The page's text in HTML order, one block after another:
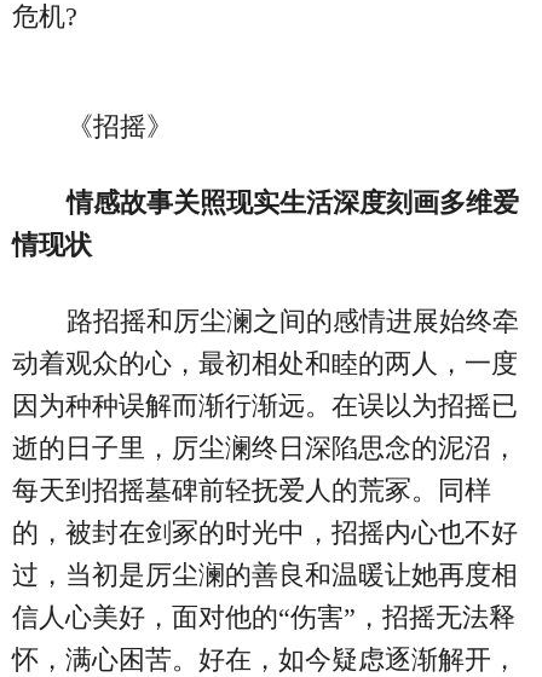
危机?
《招摇》
情感故事关照现实生活深度刻画多维爱
情现状
路招摇和厉尘澜之间的感情进展始终牵
动着观众的心，最初相处和睦的两人，一度
因为种种误解而渐行渐远。在误以为招摇已
逝的日子里，厉尘澜终日深陷思念的泥沼，
每天到招摇墓碑前轻抚爱人的荒冢。同样
的，被封在剑冢的时光中，招摇内心也不好
过，当初是厉尘澜的善良和温暖让她再度相
信人心美好，面对他的“伤害”，招摇无法释
怀，满心困苦。好在，如今疑虑逐渐解开，